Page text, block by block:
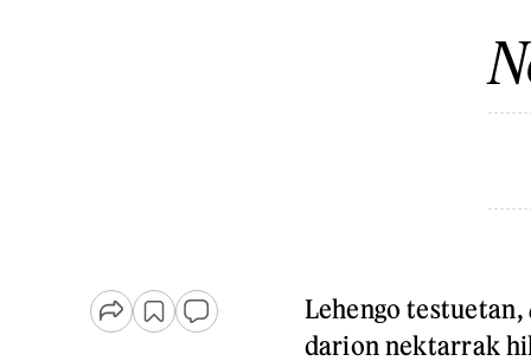
Lehengo testuetan,
darion nektarrak